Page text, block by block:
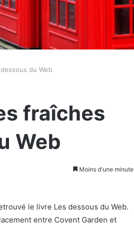
du Web
fraîches
Web
Moins d'une minute
le livre Les dessous du Web.
entre Covent Garden et